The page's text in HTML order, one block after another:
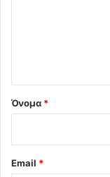
Όνομα *
Email *